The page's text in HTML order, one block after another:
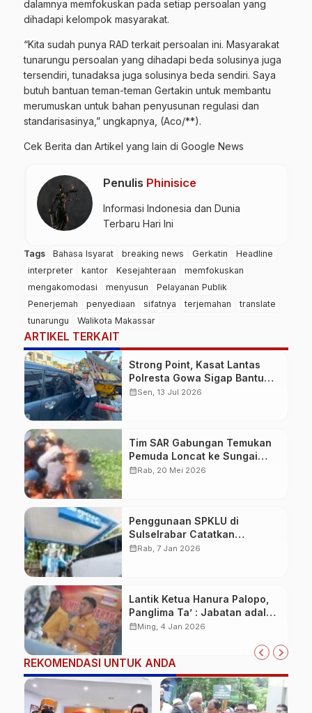
dalamnya memfokuskan pada setiap persoalan yang
dihadapi kelompok masyarakat.
“Kita sudah punya RAD terkait persoalan ini. Masyarakat
tunarungu persoalan yang dihadapi beda solusinya juga
tersendiri, tunadaksa juga solusinya beda sendiri. Saya
butuh bantuan teman-teman Gertakin untuk membantu
merumuskan untuk bahan penyusunan regulasi dan
standarisasinya,” ungkapnya, (Aco/**).
Cek Berita dan Artikel yang lain di Google News
Penulis Phinisice
Informasi Indonesia dan Dunia
Terbaru Hari Ini
Tags Bahasa Isyarat breaking news Gerkatin
Headline
interpreter
kantor Kesejahteraan
memfokuskan
mengakomodasi
menyusun
Pelayanan Publik
Penerjemah
penyediaan sifatnya terjemahan
translate
tunarungu
Walikota Makassar
ARTIKEL TERKAIT
Strong Point, Kasat Lantas
Polresta Gowa Sigap Bantu
Korban Kecelakaan
calendar_monthSen, 13 Jul 2026
Tim SAR Gabungan Temukan
Pemuda Loncat ke Sungai
Pampang Makassar
calendar_monthRab, 20 Mei 2026
Penggunaan SPKLU di
Sulselrabar Catatkan
Kenaikan Tiga Kali Lipat di
calendar_monthRab, 7 Jan 2026
Lantik Ketua Hanura Palopo,
Panglima Ta’ : Jabatan adalah
amanah siap dipertanggung
calendar_monthMing, 4 Jan 2026
REKOMENDASI UNTUK ANDA